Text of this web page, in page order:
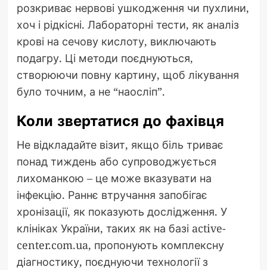
розкриває нервові ушкодження чи пухлини,
хоч і рідкісні. Лабораторні тести, як аналіз
крові на сечову кислоту, виключають
подагру. Ці методи поєднуються,
створюючи повну картину, щоб лікування
було точним, а не “наосліп”.
Коли звертатися до фахівця
Не відкладайте візит, якщо біль триває
понад тиждень або супроводжується
лихоманкою – це може вказувати на
інфекцію. Раннє втручання запобігає
хронізації, як показують дослідження. У
клініках України, таких як на базі active-
center.com.ua, пропонують комплексну
діагностику, поєднуючи технології з